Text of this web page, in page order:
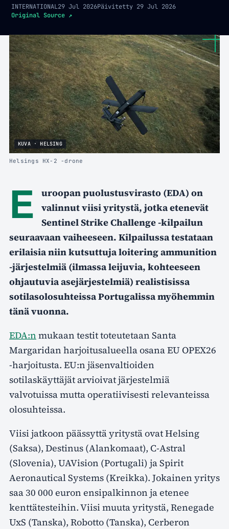
INTERNATIONAL29 Jul 2026Päivitetty 29 Jul 2026
Original Source ↗
KUVA · HELSING
Helsings HX-2 -drone
E
uroopan puolustusvirasto (EDA) on
valinnut viisi yritystä, jotka etenevät
Sentinel Strike Challenge -kilpailun
seuraavaan vaiheeseen. Kilpailussa testataan
erilaisia niin kutsuttuja loitering ammunition
-järjestelmiä (ilmassa leijuvia, kohteeseen
ohjautuvia asejärjestelmiä) realistisissa
sotilasolosuhteissa Portugalissa myöhemmin
tänä vuonna.
EDA:n mukaan testit toteutetaan Santa
Margaridan harjoitusalueella osana EU OPEX26
-harjoitusta. EU:n jäsenvaltioiden
sotilaskäyttäjät arvioivat järjestelmiä
valvotuissa mutta operatiivisesti relevanteissa
olosuhteissa.
Viisi jatkoon päässyttä yritystä ovat Helsing
(Saksa), Destinus (Alankomaat), C-Astral
(Slovenia), UAVision (Portugali) ja Spirit
Aeronautical Systems (Kreikka). Jokainen yritys
saa 30 000 euron ensipalkinnon ja etenee
kenttätesteihin. Viisi muuta yritystä, Renegade
UxS (Tanska), Robotto (Tanska), Cerberon